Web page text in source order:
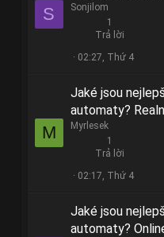
S
Sonjilom
1
Trả lời
02:27, Thứ 4
M
Jaké jsou
automaty?
Myrlesek
1
Trả lời
02:17, Thứ 4
Jaké jsou
automaty?